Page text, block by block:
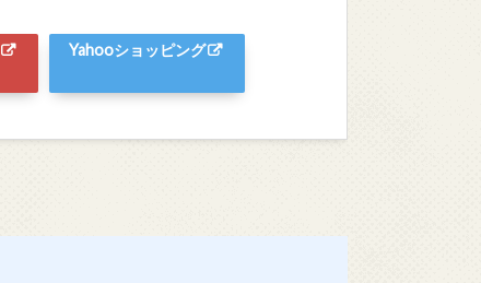
Yahooショッピング